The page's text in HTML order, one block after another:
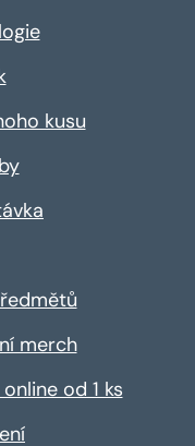
kusu
merch
od 1 ks